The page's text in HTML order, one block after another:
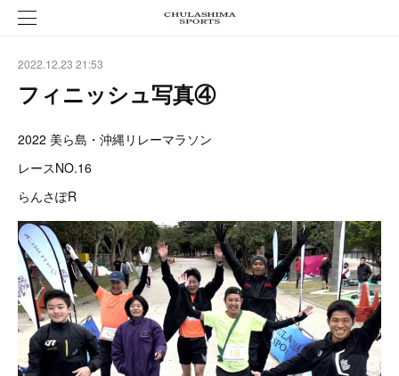
2022.12.23 21:53
フィニッシュ写真④
2022 美ら島・沖縄リレーマラソン
レースNO.16
らんさぽR